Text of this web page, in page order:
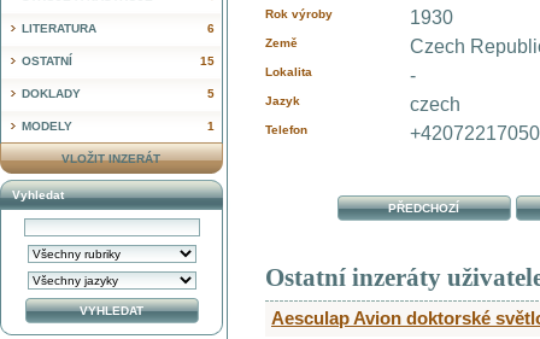
Rok výroby 1930
Země Czech
Lokalita -
Jazyk czech
Telefon
PŘEDCHOZÍ
Ostatní inzeráty
Aesculap Avion doktorské
6
LITERATURA
15
OSTATNÍ
5
DOKLADY
1
MODELY
VLOŽIT INZERÁT
Vyhledat